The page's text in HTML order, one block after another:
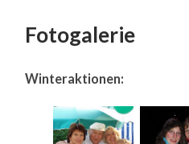
Fotogalerie
Winteraktionen: